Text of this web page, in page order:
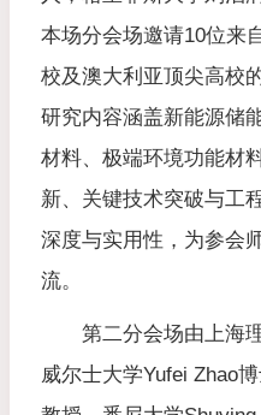
本场分会场邀请10位来
校及澳大利亚顶尖高校
研究内容涵盖新能源储
材料、极端环境功能材
新、关键技术突破与工
深度与实用性，为参会
流。
第二分会场由上海
威尔士大学Yufei Zhao